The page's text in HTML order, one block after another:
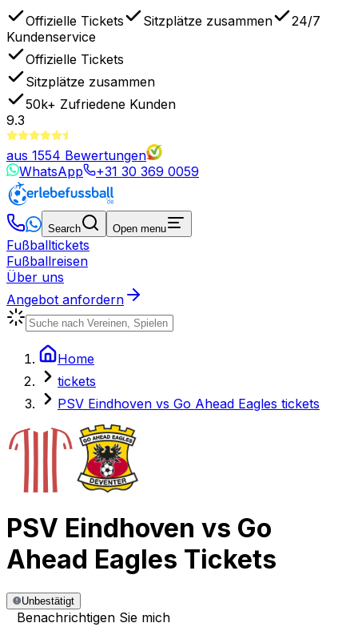
Offizielle Tickets Sitzplätze zusammen
24/7
Kundenservice
Offizielle Tickets
Sitzplätze zusammen
50k+ Zufriedene Kunden
9.3
aus 1554 Bewertungen
WhatsApp
+31 30 369 0059
Search Open menu
Fußballtickets
Fußballreisen
Über uns
Angebot anfordern
Home
tickets
PSV Eindhoven vs Go Ahead Eagles tickets
PSV Eindhoven vs Go
Ahead Eagles Tickets
Unbestätigt
Benachrichtigen Sie mich